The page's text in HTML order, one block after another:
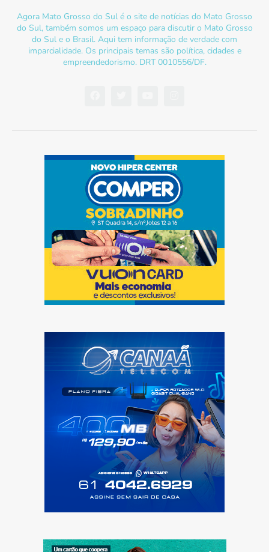
Agora Mato Grosso do Sul é o site de notícias do Mato Grosso
do Sul, também somos um espaço para discutir o Mato Grosso
do Sul e o Brasil. Aqui tem informação de verdade com
imparcialidade. Os principais temas são política, cidades e
empreendedorismo. DRT 0010556/DF.